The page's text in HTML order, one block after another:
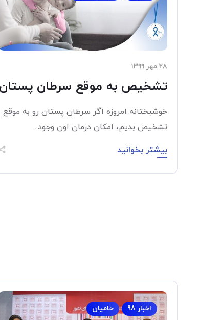
۲۸ مهر ۱۳۹۹
تشخیص به موقع سرطان پستان
خوشبختانه امروزه اگر سرطان پستان رو به موقع
تشخیص بدیم، امکان درمان اون وجود...
بیشتر بخوانید
اخبار 98 حامیان